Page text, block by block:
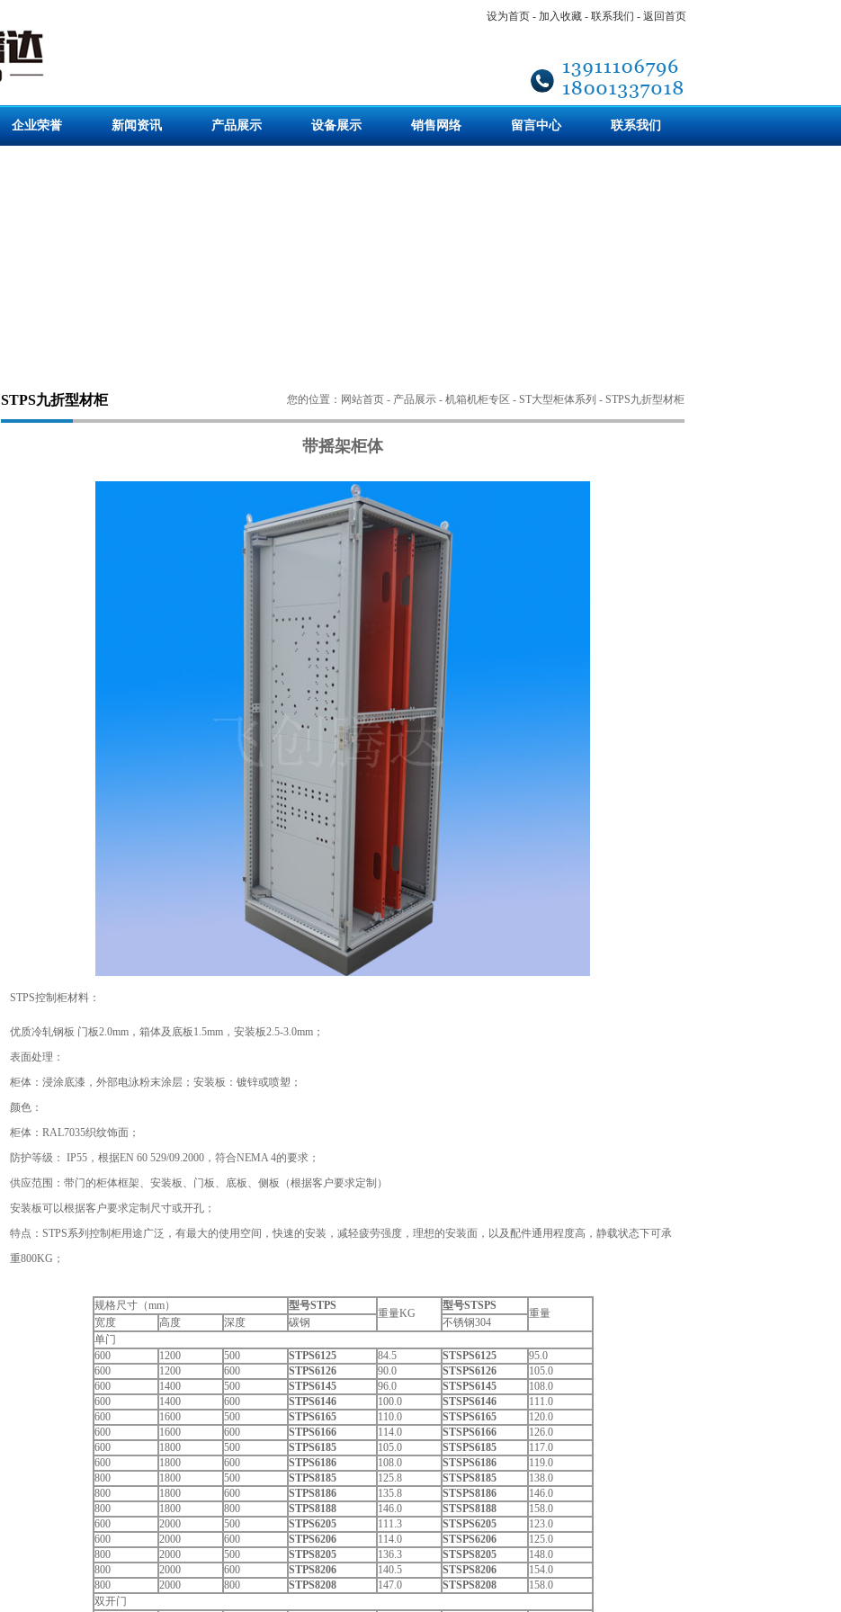
设为首页 - 加入收藏 - 联系我们 - 返回首页
企业荣誉 新闻资讯 产品展示 设备展示 销售网络 留言中心 联系我们
STPS九折型材柜 您的位置： 网站首页 - 产品展示 - 机箱机柜专区 - ST大型柜体系列 - STPS九折型材柜
带摇架柜体
STPS控制柜材料：
优质冷轧钢板 门板2.0mm，箱体及底板1.5mm，安装板2.5-3.0mm；
表面处理：
柜体：浸涂底漆，外部电泳粉末涂层；安装板：镀锌或喷塑；
颜色：
柜体：RAL7035织纹饰面；
防护等级： IP55，根据EN 60 529/09.2000，符合NEMA 4的要求；
供应范围：带门的柜体框架、安装板、门板、底板、侧板（根据客户要求定制）
安装板可以根据客户要求定制尺寸或开孔；
特点：STPS系列控制柜用途广泛，有最大的使用空间，快速的安装，减轻疲劳强度，理想的安装面，以及配件通用程度高，静载状态下可承
重800KG；
规格尺寸（mm） 型号STPS
重量KG
型号STSPS
重量
宽度 高度 深度 碳钢
不锈钢304
单门
600
1200 500 STPS6125 84.5 STSPS6125
95.0
600
1200 600 STPS6126 90.0 STSPS6126
105.0
600
1400 500 STPS6145 96.0 STSPS6145
108.0
600
1400 600 STPS6146 100.0 STSPS6146
111.0
600
1600 500 STPS6165 110.0 STSPS6165
120.0
600
1600 600 STPS6166 114.0 STSPS6166
126.0
600
1800 500 STPS6185 105.0 STSPS6185
117.0
600
1800 600 STPS6186 108.0 STSPS6186
119.0
800
1800 500 STPS8185 125.8 STSPS8185
138.0
800
1800 600 STPS8186 135.8 STSPS8186
146.0
800
1800 800 STPS8188 146.0 STSPS8188
158.0
600
2000 500 STPS6205 111.3 STSPS6205
123.0
600
2000 600 STPS6206 114.0 STSPS6206
125.0
800
2000 500 STPS8205 136.3 STSPS8205
148.0
800
2000 600 STPS8206 140.5 STSPS8206
154.0
800
2000 800 STPS8208 147.0 STSPS8208
158.0
双开门